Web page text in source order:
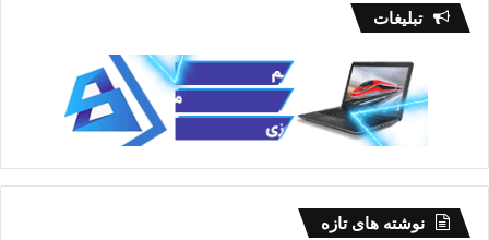
تبلیغات
نوشته های تازه